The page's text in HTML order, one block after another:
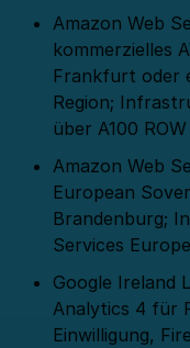
Amazon Web
kommerzielles
Frankfurt oder
Region;
über A100
Amazon Web
European
Brandenburg;
Services
Google Ireland
Analytics 4 für
Einwilligung,